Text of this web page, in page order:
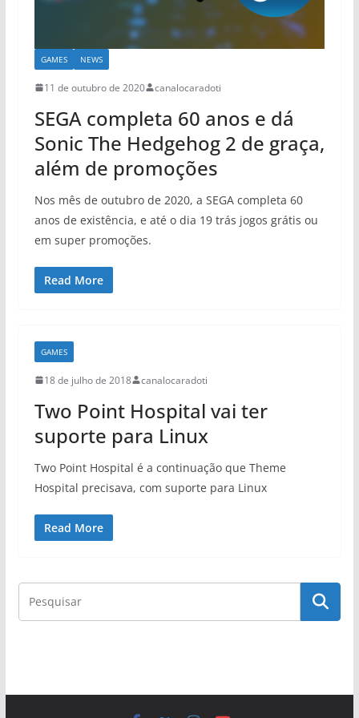
GAMES NEWS
11 de outubro de 2020 canalocaradoti
SEGA completa 60 anos e dá
Sonic The Hedgehog 2 de graça,
além de promoções
Nos mês de outubro de 2020, a SEGA completa 60
anos de existência, e até o dia 19 trás jogos grátis ou
em super promoções.
Read More
GAMES
18 de julho de 2018 canalocaradoti
Two Point Hospital vai ter
suporte para Linux
Two Point Hospital é a continuação que Theme
Hospital precisava, com suporte para Linux
Read More